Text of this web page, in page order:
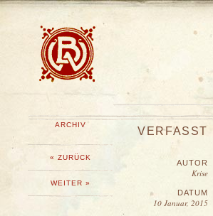
ARCHIV
« ZURÜCK
WEITER »
VERFASST
AUTOR
Krise
DATUM
10 Januar, 2015